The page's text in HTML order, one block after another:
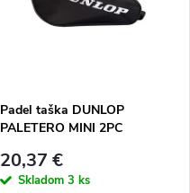
Padel taška DUNLOP
PALETERO MINI 2PC
20,37 €
Skladom 3 ks